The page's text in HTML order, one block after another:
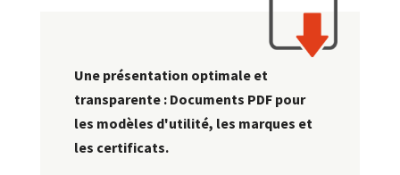
Une présentation optimale et
transparente : Documents PDF pour
les modèles d'utilité, les marques et
les certificats.